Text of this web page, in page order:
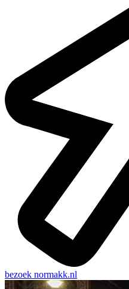
bezoek normakk.nl